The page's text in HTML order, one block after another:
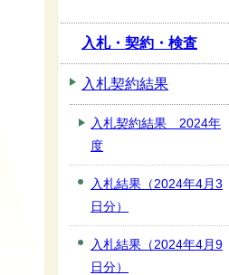
入札・契約・検査
入札契約結果
入札契約結果 2024年
度
入札結果（2024年4月3
日分）
入札結果（2024年4月9
日分）